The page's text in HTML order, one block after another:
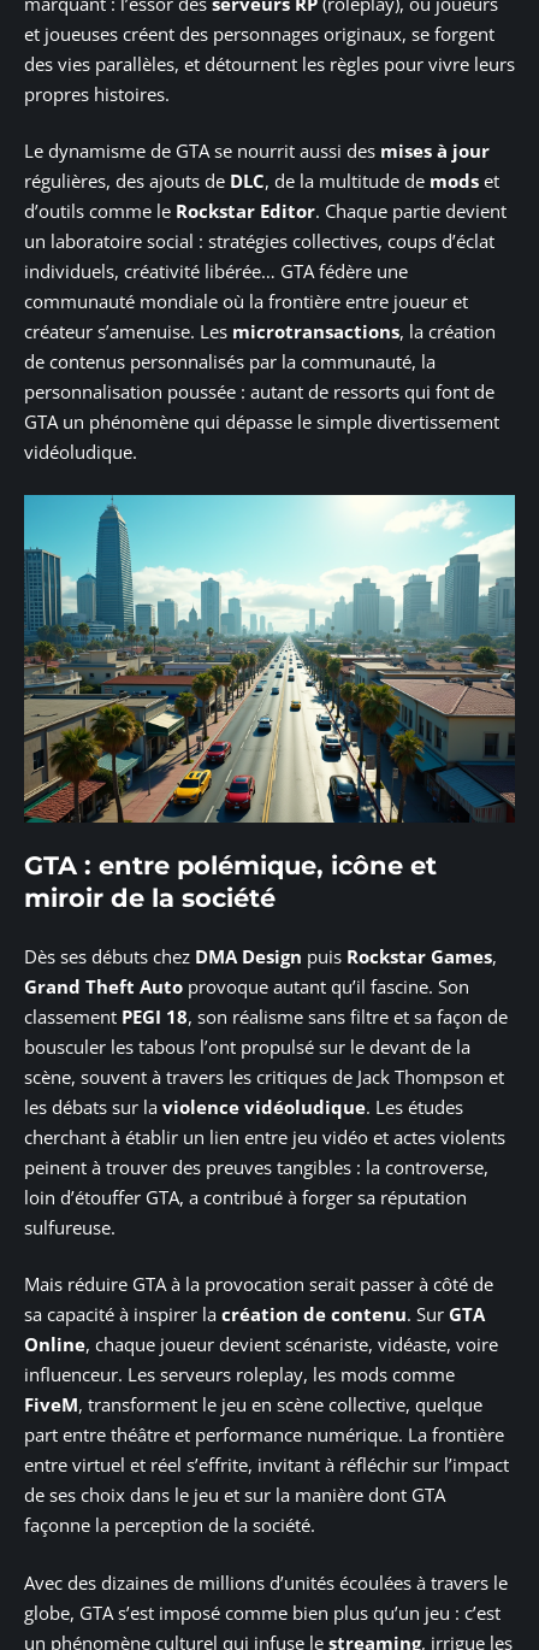
et joueuses créent des personnages originaux, se forgent
des vies parallèles, et détournent les règles pour vivre leurs
propres histoires.
Le dynamisme de GTA se nourrit aussi des mises à jour
régulières, des ajouts de DLC, de la multitude de mods et
d’outils comme le Rockstar Editor. Chaque partie devient
un laboratoire social : stratégies collectives, coups d’éclat
individuels, créativité libérée… GTA fédère une
communauté mondiale où la frontière entre joueur et
créateur s’amenuise. Les microtransactions, la création
de contenus personnalisés par la communauté, la
personnalisation poussée : autant de ressorts qui font de
GTA un phénomène qui dépasse le simple divertissement
vidéoludique.
GTA : entre polémique, icône et
miroir de la société
Dès ses débuts chez DMA Design puis Rockstar Games,
Grand Theft Auto provoque autant qu’il fascine. Son
classement PEGI 18, son réalisme sans filtre et sa façon de
bousculer les tabous l’ont propulsé sur le devant de la
scène, souvent à travers les critiques de Jack Thompson et
les débats sur la violence vidéoludique. Les études
cherchant à établir un lien entre jeu vidéo et actes violents
peinent à trouver des preuves tangibles : la controverse,
loin d’étouffer GTA, a contribué à forger sa réputation
sulfureuse.
Mais réduire GTA à la provocation serait passer à côté de
sa capacité à inspirer la création de contenu. Sur GTA
Online, chaque joueur devient scénariste, vidéaste, voire
influenceur. Les serveurs roleplay, les mods comme
FiveM, transforment le jeu en scène collective, quelque
part entre théâtre et performance numérique. La frontière
entre virtuel et réel s’effrite, invitant à réfléchir sur l’impact
de ses choix dans le jeu et sur la manière dont GTA
façonne la perception de la société.
Avec des dizaines de millions d’unités écoulées à travers le
globe, GTA s’est imposé comme bien plus qu’un jeu : c’est
un phénomène culturel qui infuse le streaming, irrigue les